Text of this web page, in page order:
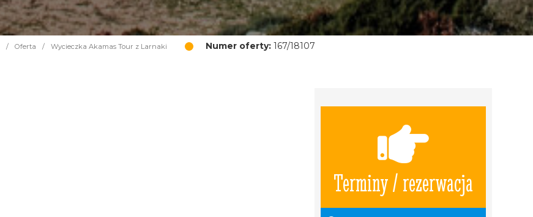
/ Oferta / Wycieczka Akamas Tour z Larnaki Numer oferty:167/18107
Terminy / rezerwacja